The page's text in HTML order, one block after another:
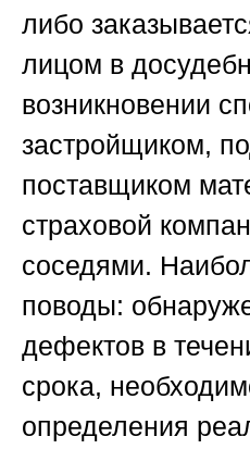
либо
лицом в
возникновении
застройщиком,
поставщиком
страховой
соседями.
поводы:
дефектов в
срока,
определения